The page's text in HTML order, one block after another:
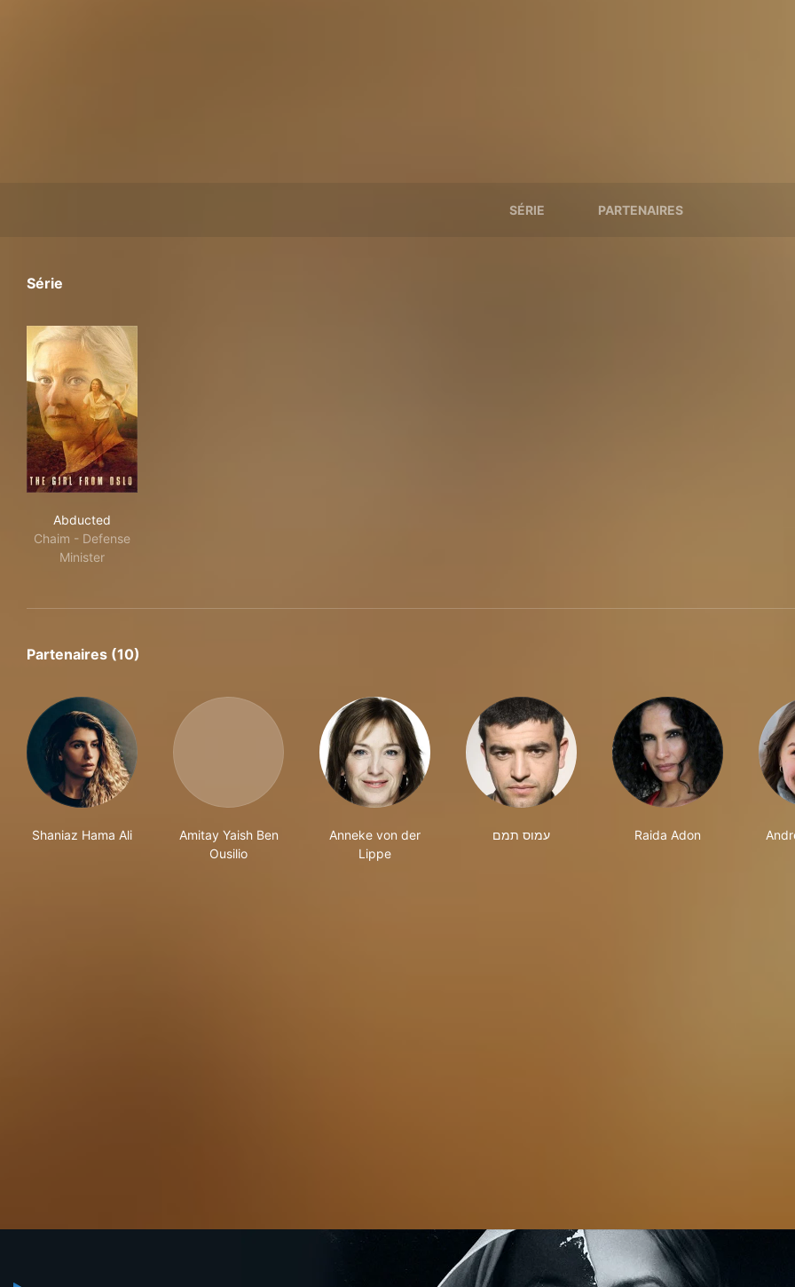
SÉRIE PARTENAIRES
Série
Abducted
Chaim - Defense
Minister
Partenaires (10)
Shaniaz Hama Ali
Amitay Yaish Ben
Ousilio
Anneke von der
Lippe
עמוס תמם Raida Adon